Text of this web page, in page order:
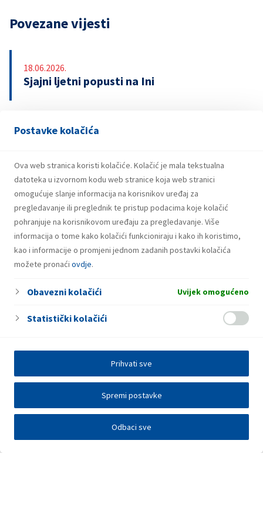
Postavke kolačića
Ova web stranica koristi kolačiće. Kolačić je mala tekstualna
datoteka u izvornom kodu web stranice koja web stranici
omogućuje slanje informacija na korisnikov uređaj za
pregledavanje ili preglednik te pristup podacima koje kolačić
pohranjuje na korisnikovom uređaju za pregledavanje. Više
informacija o tome kako kolačići funkcioniraju i kako ih koristimo,
kao i informacije o promjeni jednom zadanih postavki kolačića
možete pronaći ovdje.
Obavezni kolačići Uvijek omogućeno
Statistički kolačići
Odbaci sve
Spremi postavke
Prihvati sve
Povezane vijesti
18.06.2026.
Sjajni ljetni popusti na Ini
13.04.2026.
bonovima za gorivo